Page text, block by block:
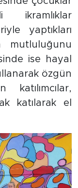
yaptıkları
mutluluğunu
ise hayal
özgün
katılarak el